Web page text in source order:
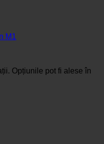
M1
Opțiunile pot fi alese în